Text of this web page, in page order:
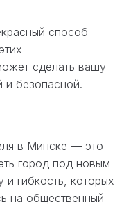
способ
сделать вашу
и безопасной.
в Минске — это
город под новым
гибкость, которых
на общественный